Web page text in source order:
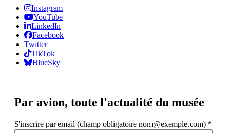
Instagram
YouTube
LinkedIn
Facebook
Twitter
TikTok
BlueSky
Par avion, toute l'actualité du musée
S'inscrire par email (champ obligatoire nom@exemple.com) *